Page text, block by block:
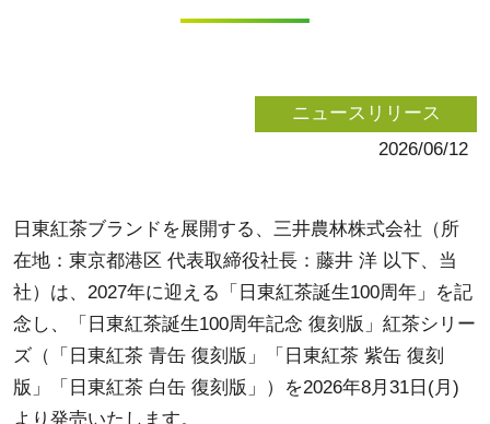
ニュースリリース
2026/06/12
日東紅茶ブランドを展開する、三井農林株式会社（所
在地：東京都港区 代表取締役社長：藤井 洋 以下、当
社）は、2027年に迎える「日東紅茶誕生100周年」を記
念し、「日東紅茶誕生100周年記念 復刻版」紅茶シリー
ズ（「日東紅茶 青缶 復刻版」「日東紅茶 紫缶 復刻
版」「日東紅茶 白缶 復刻版」）を2026年8月31日(月)
より発売いたします。